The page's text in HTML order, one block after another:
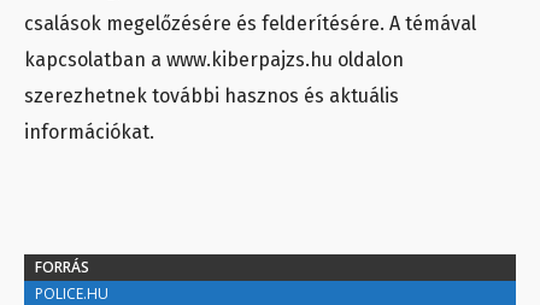
csalások megelőzésére és felderítésére. A témával
kapcsolatban a www.kiberpajzs.hu oldalon
szerezhetnek további hasznos és aktuális
információkat.
FORRÁS
POLICE.HU